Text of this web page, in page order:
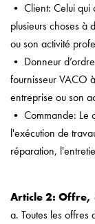
• Client: Celui qui
plusieurs choses à
ou son activité
• Donneur
fournisseur VACO
entreprise ou son
• Commande: Le
l'exécution de
réparation,
Article 2: Offre,
a. Toutes les